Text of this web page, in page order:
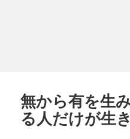
無から有を生
る人だけが生